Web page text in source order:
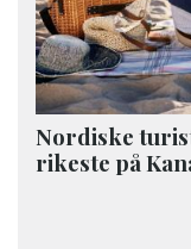
Nordiske
rikeste på